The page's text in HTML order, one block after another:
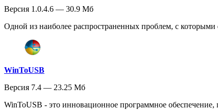
Версия 1.0.4.6 — 30.9 Мб
Одной из наиболее распространенных проблем, с которыми
WinToUSB
Версия 7.4 — 23.25 Мб
WinToUSB - это инновационное программное обеспечение,